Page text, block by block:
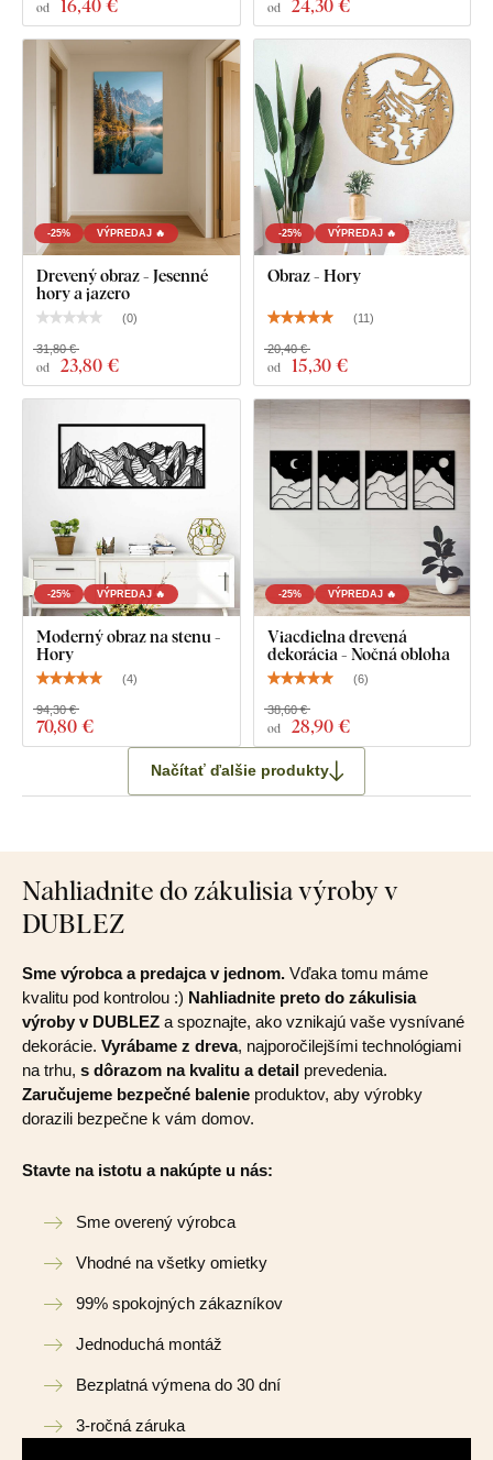
od 16,40 € od 24,30 €
-25% VÝPREDAJ 🔥
Drevený obraz - Jesenné
hory a jazero
(0)
od 23,80 €
31,80 €
-25% VÝPREDAJ 🔥
Obraz - Hory
(11 )
od 15,30 €
20,40 €
-25% VÝPREDAJ 🔥
Moderný obraz na stenu -
Hory
(4)
70,80 €
94,30 €
-25% VÝPREDAJ 🔥
Viacdielna drevená
dekorácia - Nočná obloha
(6)
od 28,90 €
38,60 €
Načítať ďalšie produkty
Nahliadnite do zákulisia výroby v
DUBLEZ
Sme výrobca a predajca v jednom. Vďaka tomu máme
kvalitu pod kontrolou :) Nahliadnite preto do zákulisia
výroby v DUBLEZ a spoznajte, ako vznikajú vaše vysnívané
dekorácie. Vyrábame z dreva, najporočilejšími technológiami
na trhu, s dôrazom na kvalitu a detail prevedenia.
Zaručujeme bezpečné balenie produktov, aby výrobky
dorazili bezpečne k vám domov.
Stavte na istotu a nakúpte u nás:
Sme overený výrobca
Vhodné na všetky omietky
99% spokojných zákazníkov
Jednoduchá montáž
Bezplatná výmena do 30 dní
3-ročná záruka